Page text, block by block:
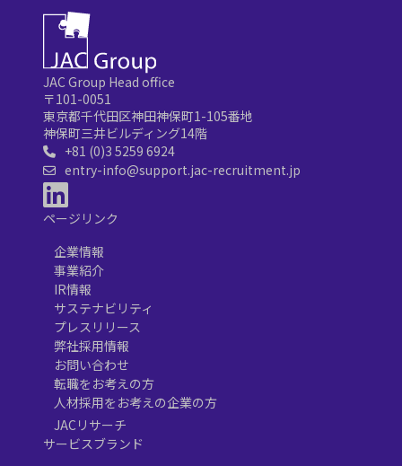
JAC Group Head office
〒101-0051
東京都千代田区神田神保町1-105番地
神保町三井ビルディング14階
+81 (0)3 5259 6924
entry-info@support.jac-recruitment.jp
ページリンク
企業情報
事業紹介
IR情報
サステナビリティ
プレスリリース
弊社採用情報
お問い合わせ
転職をお考えの方
人材採用をお考えの企業の方
JACリサーチ
サービスブランド